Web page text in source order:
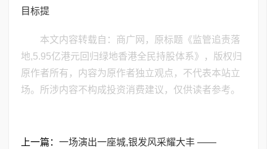
目标提
本文内容转载自：商广网，原标题《监管追责落
地,5.95亿港元回归绿地香港全民持股体系》，版权归
原作者所有，内容为原作者独立观点，不代表本站立
场。所涉内容不构成投资消费建议，仅供读者参考。
上一篇： 一场演出一座城,银发风采耀大丰 ——